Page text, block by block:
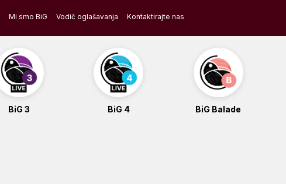
Mi smo BiG Vodič oglašavanja Kontaktirajte nas
BiG 3 BiG 4 BiG Balade